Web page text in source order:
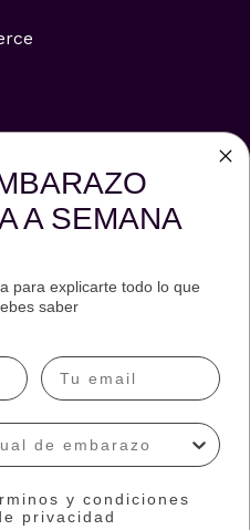
A SEMANA
para explicarte todo lo que
saber
y condiciones
privacidad